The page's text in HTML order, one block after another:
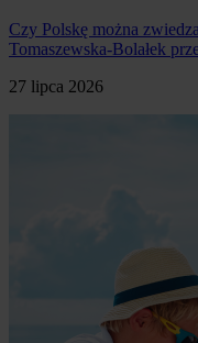
Czy Polskę można
Tomaszewska-Bolałek
27 lipca 2026